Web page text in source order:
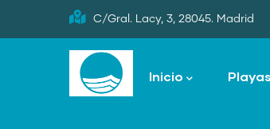
to
C/Gral. Lacy, 3, 28045. Madrid
navigation
Inicio Playas